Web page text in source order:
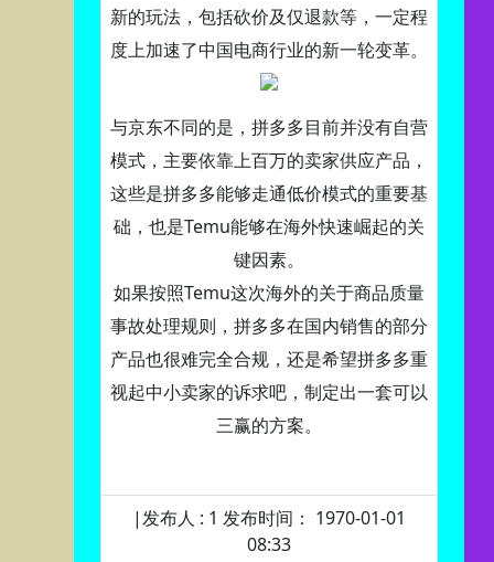
新的玩法，包括砍价及仅退款等，一定程
度上加速了中国电商行业的新一轮变革。
与京东不同的是，拼多多目前并没有自营
模式，主要依靠上百万的卖家供应产品，
这些是拼多多能够走通低价模式的重要基
础，也是Temu能够在海外快速崛起的关
键因素。
如果按照Temu这次海外的关于商品质量
事故处理规则，拼多多在国内销售的部分
产品也很难完全合规，还是希望拼多多重
视起中小卖家的诉求吧，制定出一套可以
三赢的方案。
|发布人 : 1 发布时间： 1970-01-01
08:33